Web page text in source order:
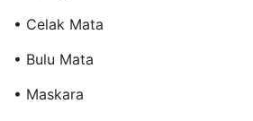
• Celak Mata
• Bulu Mata
• Maskara